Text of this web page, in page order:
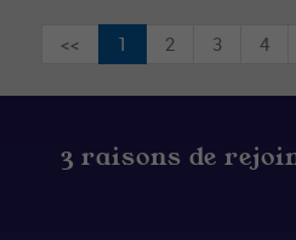
<< 1 2 3 4
3 raisons de